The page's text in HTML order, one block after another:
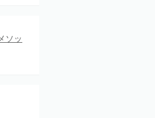
ソッ